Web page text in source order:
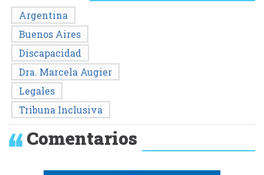
Argentina
Buenos Aires
Discapacidad
Dra. Marcela Augier
Legales
Tribuna Inclusiva
Comentarios